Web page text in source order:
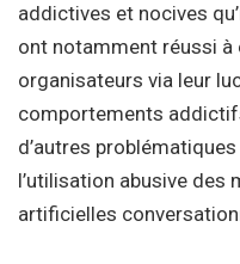
addictives et nocives
ont notamment réussi à
organisateurs via leur
comportements
d’autres
l’utilisation abusive des
artificielles